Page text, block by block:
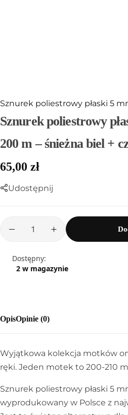
Sznurek poliestrowy płaski 5
Sznurek poliestrowy
200 m – śnieżna biel +
65,00 zł
Udostępnij
Dostępny:
2 w magazynie
OpisOpinie (0)
Wyjątkowa kolekcja motków
ręki. Jeden motek to 200-210
Sznurek poliestrowy płaski 5
wyprodukowany w Polsce z
Sznurek poliestrowy